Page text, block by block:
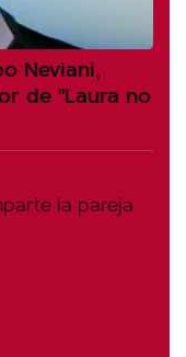
Neviani,
de "Laura no